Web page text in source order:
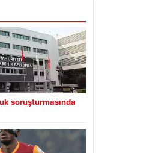
soruşturmasında